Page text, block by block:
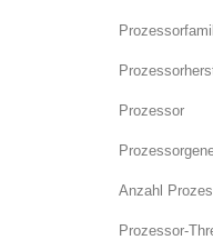
Prozessor
Anzahl
Prozessor-